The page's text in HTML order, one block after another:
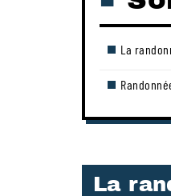
La
La